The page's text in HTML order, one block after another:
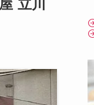
立川